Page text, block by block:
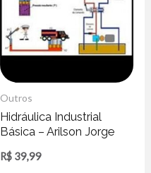
Outros
Hidráulica Industrial
Básica – Arilson Jorge
R$ 39,99